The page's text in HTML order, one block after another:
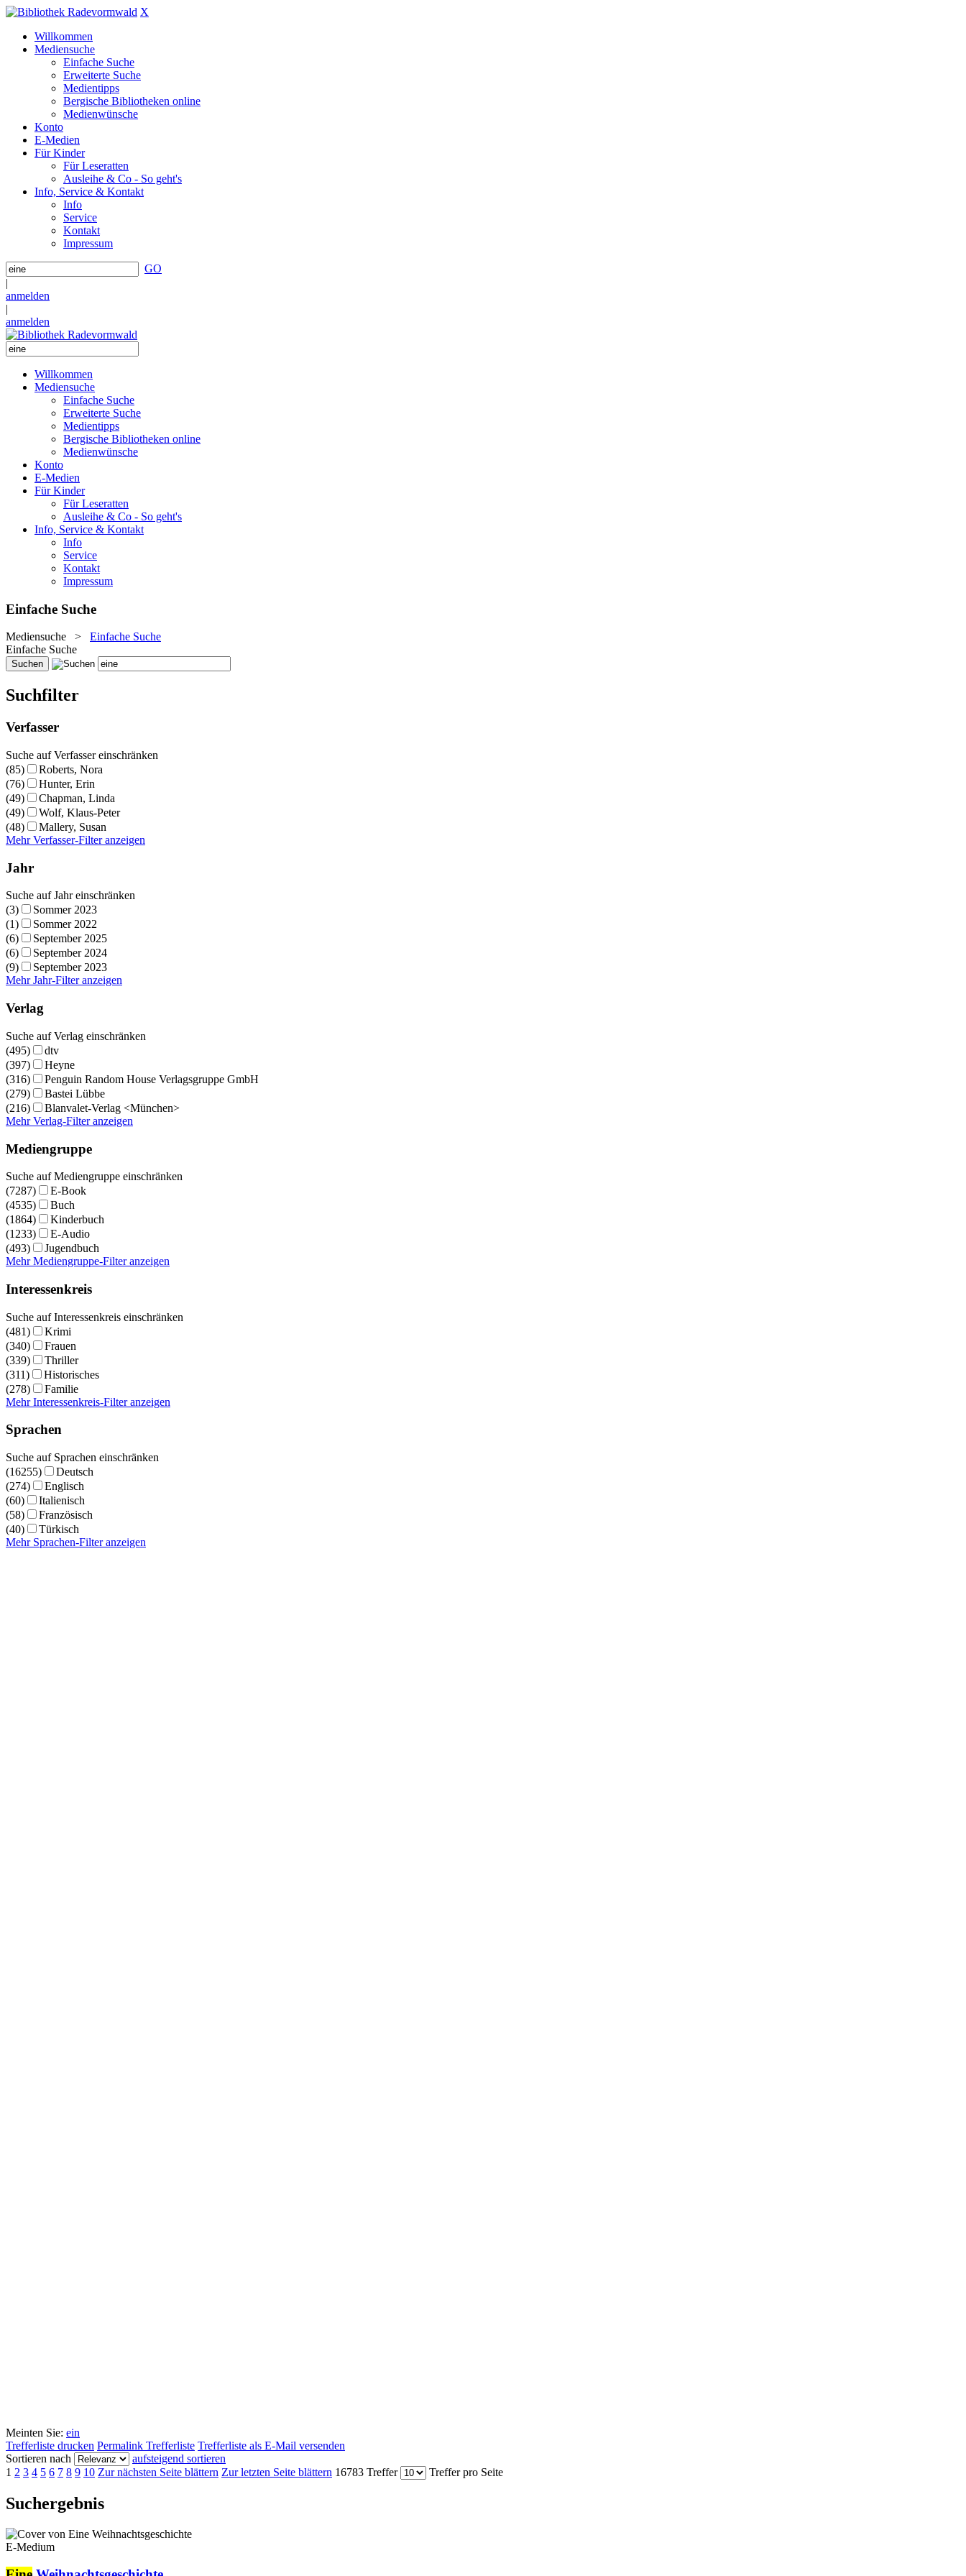
X
Willkommen
Mediensuche
Einfache Suche
Erweiterte Suche
Medientipps
Bergische Bibliotheken online
Medienwünsche
Konto
E-Medien
Für Kinder
Für Leseratten
Ausleihe & Co - So geht's
Info, Service & Kontakt
Info
Service
Kontakt
Impressum
GO
|
anmelden
|
anmelden
Willkommen
Mediensuche
Einfache Suche
Erweiterte Suche
Medientipps
Bergische Bibliotheken online
Medienwünsche
Konto
E-Medien
Für Kinder
Für Leseratten
Ausleihe & Co - So geht's
Info, Service & Kontakt
Info
Service
Kontakt
Impressum
Einfache Suche
Mediensuche > Einfache Suche
Einfache Suche
Suchfilter
Verfasser
Suche auf Verfasser einschränken
(85)
Roberts, Nora
(76)
Hunter, Erin
(49)
Chapman, Linda
(49)
Wolf, Klaus-Peter
(48)
Mallery, Susan
Mehr Verfasser-Filter anzeigen
Jahr
Suche auf Jahr einschränken
(3)
Sommer 2023
(1)
Sommer 2022
(6)
September 2025
(6)
September 2024
(9)
September 2023
Mehr Jahr-Filter anzeigen
Verlag
Suche auf Verlag einschränken
(495)
dtv
(397)
Heyne
(316)
Penguin Random House Verlagsgruppe GmbH
(279)
Bastei Lübbe
(216)
Blanvalet-Verlag <München>
Mehr Verlag-Filter anzeigen
Mediengruppe
Suche auf Mediengruppe einschränken
(7287)
E-Book
(4535)
Buch
(1864)
Kinderbuch
(1233)
E-Audio
(493)
Jugendbuch
Mehr Mediengruppe-Filter anzeigen
Interessenkreis
Suche auf Interessenkreis einschränken
(481)
Krimi
(340)
Frauen
(339)
Thriller
(311)
Historisches
(278)
Familie
Mehr Interessenkreis-Filter anzeigen
Sprachen
Suche auf Sprachen einschränken
(16255)
Deutsch
(274)
Englisch
(60)
Italienisch
(58)
Französisch
(40)
Türkisch
Mehr Sprachen-Filter anzeigen
Meinten Sie: ein
Trefferliste drucken Permalink Trefferliste Trefferliste als E-Mail versenden
Sortieren nach
aufsteigend sortieren
1 2 3 4 5 6 7 8 9 10 Zur nächsten Seite blättern Zur letzten Seite blättern 16783 Treffer Treffer pro Seite
Suchergebnis
E-Medium